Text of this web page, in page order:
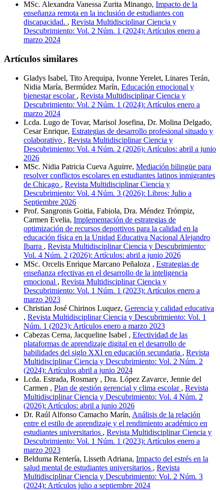
MSc. Alexandra Vanessa Zurita Minango, Impacto de la
enseñanza remota en la inclusión de estudiantes con
discapacidad. , Revista Multidisciplinar Ciencia y
Descubrimiento: Vol. 2 Núm. 1 (2024): Artículos enero a
marzo 2024
Artículos similares
Gladys Isabel, Tito Arequipa, Ivonne Yerelet, Linares Terán,
Nidia María, Bermúdez Marín, Educación emocional y
bienestar escolar , Revista Multidisciplinar Ciencia y
Descubrimiento: Vol. 2 Núm. 1 (2024): Artículos enero a
marzo 2024
Lcda. Lugo de Tovar, Marisol Josefina, Dr. Molina Delgado,
Cesar Enrique, Estrategias de desarrollo profesional situado y
colaborativo , Revista Multidisciplinar Ciencia y
Descubrimiento: Vol. 4 Núm. 2 (2026): Artículos: abril a junio
2026
MSc. Nidia Patricia Cueva Aguirre, Mediación bilingüe para
resolver conflictos escolares en estudiantes latinos inmigrantes
de Chicago , Revista Multidisciplinar Ciencia y
Descubrimiento: Vol. 4 Núm. 3 (2026): Libros: Julio a
Septiembre 2026
Prof. Sangronis Goitia, Fabiola, Dra. Méndez Trómpiz,
Carmen Evelia, Implementación de estrategias de
optimización de recursos deportivos para la calidad en la
educación física en la Unidad Educativa Nacional Alejandro
Ibarra , Revista Multidisciplinar Ciencia y Descubrimiento:
Vol. 4 Núm. 2 (2026): Artículos: abril a junio 2026
MSc. Orcelis Enrique Marcano Peñaloza , Estrategias de
enseñanza efectivas en el desarrollo de la inteligencia
emocional , Revista Multidisciplinar Ciencia y
Descubrimiento: Vol. 1 Núm. 1 (2023): Artículos enero a
marzo 2023
Christian José Chirinos Luquez, Gerencia y calidad educativa
, Revista Multidisciplinar Ciencia y Descubrimiento: Vol. 1
Núm. 1 (2023): Artículos enero a marzo 2023
Cabezas Cerna, Jacqueline Isabel , Efectividad de las
plataformas de aprendizaje digital en el desarrollo de
habilidades del siglo XXI en educación secundaria , Revista
Multidisciplinar Ciencia y Descubrimiento: Vol. 2 Núm. 2
(2024): Artículos abril a junio 2024
Lcda. Estrada, Rosmary , Dra. López Zavarce, Jennie del
Carmen , Plan de gestión gerencial y clima escolar , Revista
Multidisciplinar Ciencia y Descubrimiento: Vol. 4 Núm. 2
(2026): Artículos: abril a junio 2026
Dr. Raúl Alfonso Camacho Marín, Análisis de la relación
entre el estilo de aprendizaje y el rendimiento académico en
estudiantes universitarios , Revista Multidisciplinar Ciencia y
Descubrimiento: Vol. 1 Núm. 1 (2023): Artículos enero a
marzo 2023
Belduma Rentería, Lisseth Adriana, Impacto del estrés en la
salud mental de estudiantes universitarios , Revista
Multidisciplinar Ciencia y Descubrimiento: Vol. 2 Núm. 3
(2024): Artículos julio a septiembre 2024